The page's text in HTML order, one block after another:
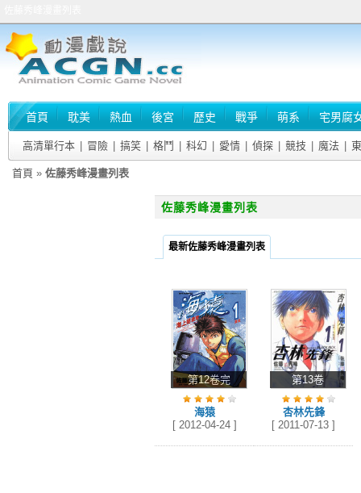
首頁 耽美 熱血 後宮 歷史 戰爭 萌系 宅男腐
高清單行本 冒險 搞笑 格鬥 科幻 愛情 偵探 競技 魔法
首頁 » 佐藤秀峰漫畫列表
佐藤秀峰漫畫列表
最新佐藤秀峰漫畫列表
第12卷完
海猿
[ 2012-04-24 ]
第13卷
杏林先鋒
[ 2011-07-13 ]